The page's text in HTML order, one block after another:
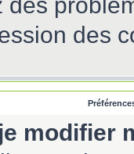
des
modifier